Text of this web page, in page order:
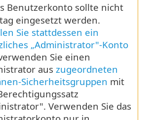
Benutzerkonto sollte nicht
eingesetzt werden.
Sie stattdessen ein
„Administrator"-Konto
Sie einen
aus zugeordneten
Sicherheitsgruppen mit
Verwenden Sie das